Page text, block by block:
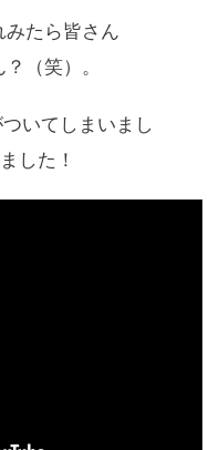
たら皆さん
（笑）。
いてしまいまし
した！